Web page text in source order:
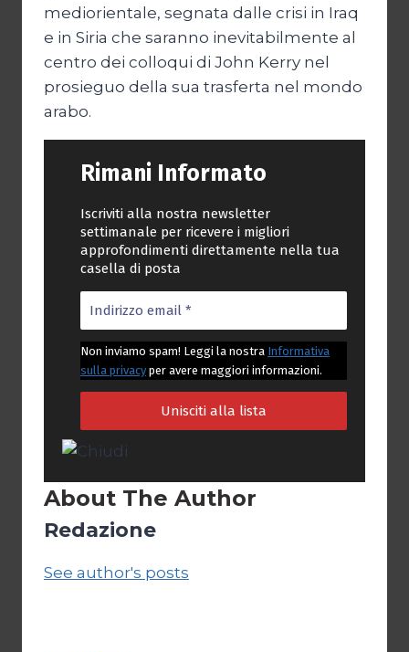
mediorientale, segnata dalle crisi in Iraq
e in Siria che saranno inevitabilmente al
centro dei colloqui di John Kerry nel
prosieguo della sua trasferta nel mondo
arabo.
Rimani Informato
Iscriviti alla nostra newsletter
settimanale per ricevere i migliori
approfondimenti direttamente nella tua
casella di posta
Non inviamo spam! Leggi la nostra Informativa
sulla privacy per avere maggiori informazioni.
About The Author
Redazione
See author's posts